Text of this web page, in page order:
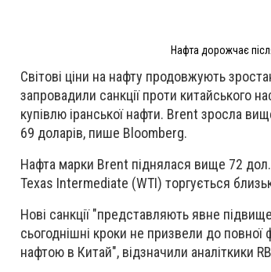
Нафта дорожчає
Світові ціни на нафту продовжують
запровадили санкції проти китайського
купівлю іранської нафти. Brent зросла
69 доларів, пише Bloomberg.
Нафта марки Brent піднялася вище 72
Texas Intermediate (WTI) торгується
Нові санкції "представляють явне
сьогоднішні кроки не призвели до повної
нафтою в Китай", відзначили аналіткики